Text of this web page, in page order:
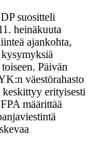
suositteli
heinäkuuta
ajankohta,
Päivän
väestörahasto
erityisesti
määrittää